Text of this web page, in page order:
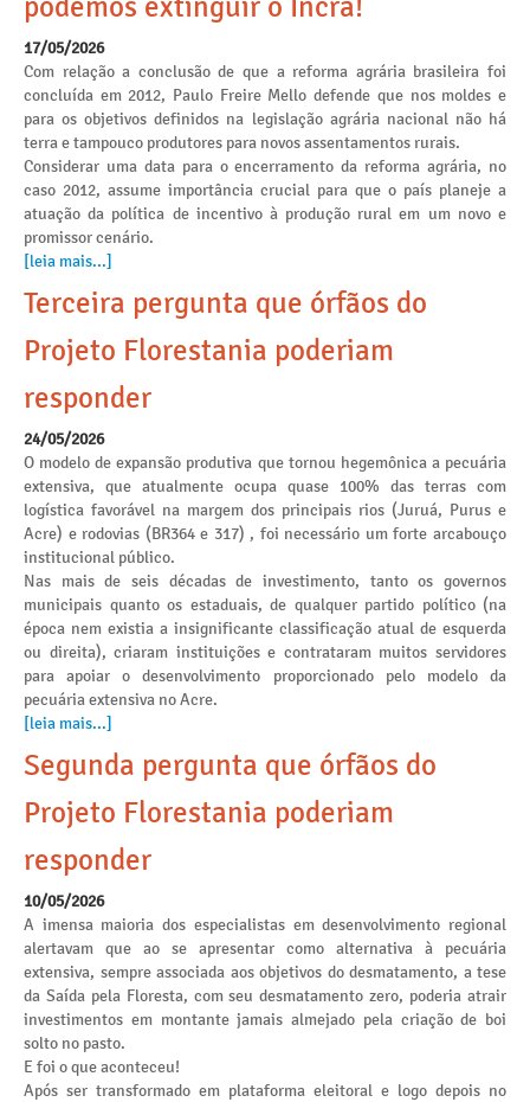
podemos extinguir o Incra!
17/05/2026
Com relação a conclusão de que a reforma agrária brasileira foi
concluída em 2012, Paulo Freire Mello defende que nos moldes e
para os objetivos definidos na legislação agrária nacional não há
terra e tampouco produtores para novos assentamentos rurais.
Considerar uma data para o encerramento da reforma agrária, no
caso 2012, assume importância crucial para que o país planeje a
atuação da política de incentivo à produção rural em um novo e
promissor cenário.
[leia mais...]
Terceira pergunta que órfãos do
Projeto Florestania poderiam
responder
24/05/2026
O modelo de expansão produtiva que tornou hegemônica a pecuária
extensiva, que atualmente ocupa quase 100% das terras com
logística favorável na margem dos principais rios (Juruá, Purus e
Acre) e rodovias (BR364 e 317) , foi necessário um forte arcabouço
institucional público.
Nas mais de seis décadas de investimento, tanto os governos
municipais quanto os estaduais, de qualquer partido político (na
época nem existia a insignificante classificação atual de esquerda
ou direita), criaram instituições e contrataram muitos servidores
para apoiar o desenvolvimento proporcionado pelo modelo da
pecuária extensiva no Acre.
[leia mais...]
Segunda pergunta que órfãos do
Projeto Florestania poderiam
responder
10/05/2026
A imensa maioria dos especialistas em desenvolvimento regional
alertavam que ao se apresentar como alternativa à pecuária
extensiva, sempre associada aos objetivos do desmatamento, a tese
da Saída pela Floresta, com seu desmatamento zero, poderia atrair
investimentos em montante jamais almejado pela criação de boi
solto no pasto.
E foi o que aconteceu!
Após ser transformado em plataforma eleitoral e logo depois no